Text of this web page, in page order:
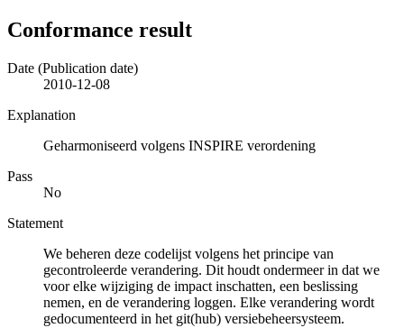
Conformance result
Date (Publication date)
2010-12-08
Explanation
Geharmoniseerd volgens INSPIRE verordening
Pass
No
Statement
We beheren deze codelijst volgens het principe van
gecontroleerde verandering. Dit houdt ondermeer in dat we
voor elke wijziging de impact inschatten, een beslissing
nemen, en de verandering loggen. Elke verandering wordt
gedocumenteerd in het git(hub) versiebeheersysteem.